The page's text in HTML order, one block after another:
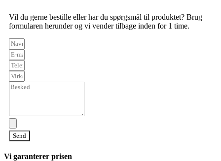
Vil du gerne bestille eller har du spørgsmål til produktet? Brug
formularen herunder og vi vender tilbage inden for 1 time.
Send
Vi garanterer prisen